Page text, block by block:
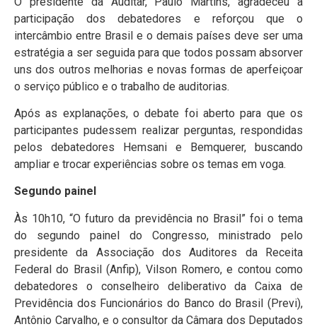
participação dos debatedores e reforçou que o
intercâmbio entre Brasil e o demais países deve ser uma
estratégia a ser seguida para que todos possam absorver
uns dos outros melhorias e novas formas de aperfeiçoar
o serviço público e o trabalho de auditorias.
Após as explanações, o debate foi aberto para que os
participantes pudessem realizar perguntas, respondidas
pelos debatedores Hemsani e Bemquerer, buscando
ampliar e trocar experiências sobre os temas em voga.
Segundo painel
Às 10h10, “O futuro da previdência no Brasil” foi o tema
do segundo painel do Congresso, ministrado pelo
presidente da Associação dos Auditores da Receita
Federal do Brasil (Anfip), Vilson Romero, e contou como
debatedores o conselheiro deliberativo da Caixa de
Previdência dos Funcionários do Banco do Brasil (Previ),
Antônio Carvalho, e o consultor da Câmara dos Deputados